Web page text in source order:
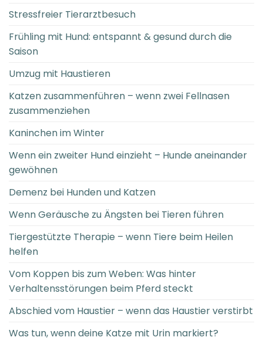
Stressfreier Tierarztbesuch
Frühling mit Hund: entspannt & gesund durch die
Saison
Umzug mit Haustieren
Katzen zusammenführen – wenn zwei Fellnasen
zusammenziehen
Kaninchen im Winter
Wenn ein zweiter Hund einzieht – Hunde aneinander
gewöhnen
Demenz bei Hunden und Katzen
Wenn Geräusche zu Ängsten bei Tieren führen
Tiergestützte Therapie – wenn Tiere beim Heilen
helfen
Vom Koppen bis zum Weben: Was hinter
Verhaltensstörungen beim Pferd steckt
Abschied vom Haustier – wenn das Haustier verstirbt
Was tun, wenn deine Katze mit Urin markiert?